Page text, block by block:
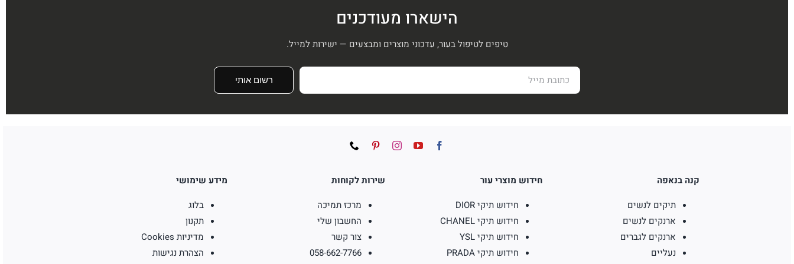
הישארו מעודכנים
טיפים לטיפול בעור, עדכוני מוצרים ומבצעים — ישירות למייל.
רשום אותי
קנה בנאפה
תיקים לנשים
ארנקים לנשים
ארנקים לגברים
נעליים
חידוש מוצרי עור
חידוש תיקי DIOR
חידוש תיקי CHANEL
חידוש תיקי YSL
חידוש תיקי PRADA
שירות לקוחות
מרכז תמיכה
החשבון שלי
צור קשר
058-662-7766
מידע שימושי
בלוג
תקנון
מדיניות Cookies
הצהרת נגישות